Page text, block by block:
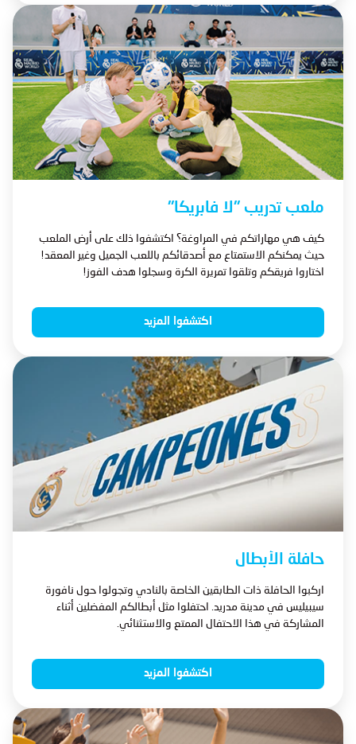
ملعب تدريب "لا فابريكا"
كيف هي مهاراتكم في المراوغة؟ اكتشفوا ذلك على أرض الملعب
حيث يمكنكم الاستمتاع مع أصدقائكم باللعب الجميل وغير المعقد!
اختاروا فريقكم وتلقوا تمريرة الكرة وسجلوا هدف الفوز!
اكتشفوا المزيد
حافلة الأبطال
اركبوا الحافلة ذات الطابقين الخاصة بالنادي وتجولوا حول نافورة
سيبيليس في مدينة مدريد. احتفلوا مثل أبطالكم المفضلين أثناء
المشاركة في هذا الاحتفال الممتع والاستثنائي.
اكتشفوا المزيد